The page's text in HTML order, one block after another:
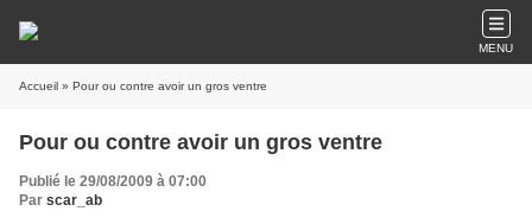
MENU
Accueil » Pour ou contre avoir un gros ventre
Pour ou contre avoir un gros ventre
Publié le 29/08/2009 à 07:00
Par scar_ab